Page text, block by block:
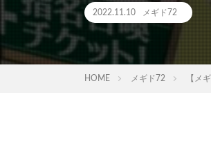
2022.11.10 メギド72
HOME メギド72 【メ